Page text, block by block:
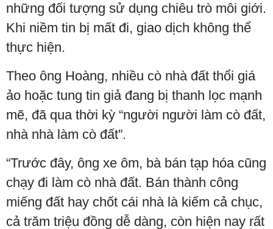
những đối tượng sử dụng chiêu trò môi giới.
Khi niềm tin bị mất đi, giao dịch không thể
thực hiện.
Theo ông Hoàng, nhiều cò nhà đất thổi giá
ảo hoặc tung tin giả đang bị thanh lọc mạnh
mẽ, đã qua thời kỳ “người người làm cò đất,
nhà nhà làm cò đất”.
“Trước đây, ông xe ôm, bà bán tạp hóa cũng
chạy đi làm cò nhà đất. Bán thành công
miếng đất hay chốt cái nhà là kiếm cả chục,
cả trăm triệu đồng dễ dàng, còn hiện nay rất